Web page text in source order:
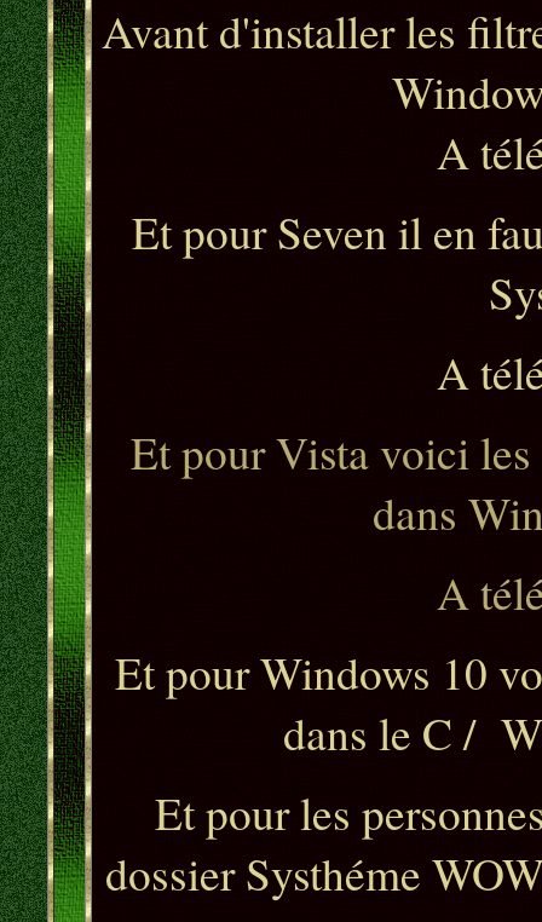
Avant d'installer les
A
Et pour Seven il en
A
Et pour Vista voici
dans
A
Et pour Windows 10
dans le C /
Et pour les
dossier Systhéme